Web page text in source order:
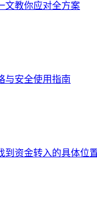
文教你应对全方案
与安全使用指南
到资金转入的具体位